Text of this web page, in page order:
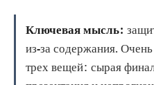
Ключевая мысль:
из-за содержания.
трех вещей: сырая